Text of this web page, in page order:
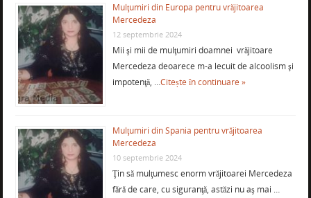
Mulţumiri din Europa pentru vrăjitoarea
Mercedeza
12 septembrie 2024
Mii şi mii de mulţumiri doamnei vrăjitoare
Mercedeza deoarece m-a lecuit de alcoolism şi
impotenţă, …Citește în continuare »
Mulţumiri din Spania pentru vrăjitoarea
Mercedeza
10 septembrie 2024
Ţin să mulţumesc enorm vrăjitoarei Mercedeza
fără de care, cu siguranţă, astăzi nu aş mai …